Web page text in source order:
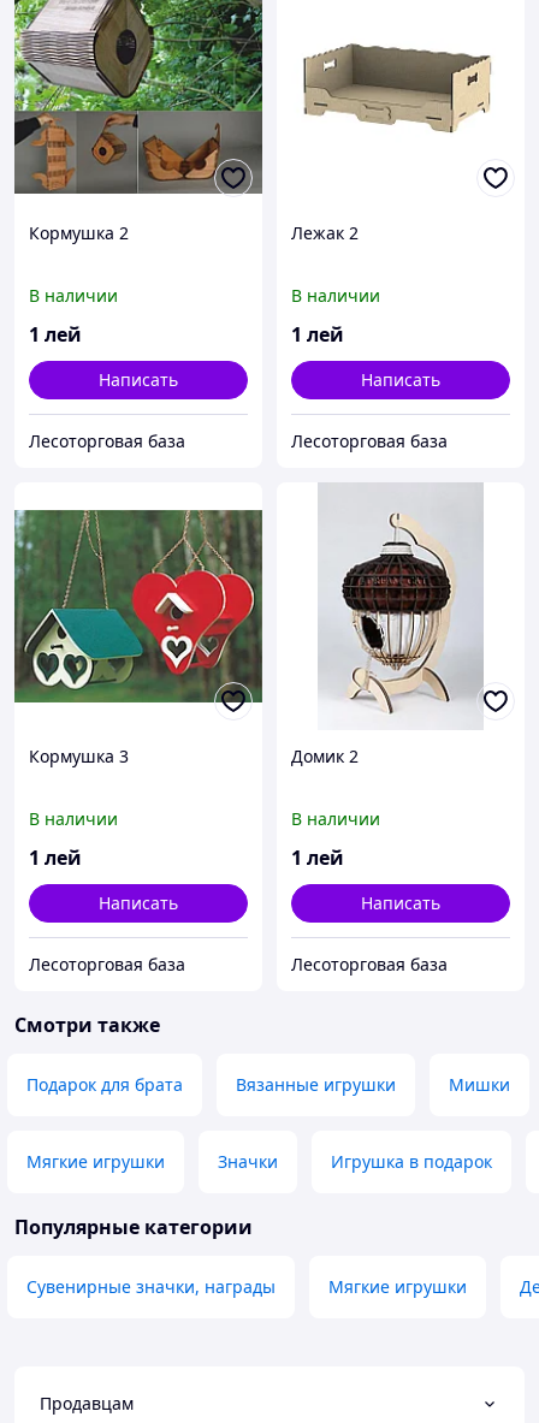
Кормушка 2
В наличии
1 лей
Написать
Лесоторговая база
Лежак 2
В наличии
1 лей
Написать
Лесоторговая база
Кормушка 3
В наличии
1 лей
Написать
Лесоторговая база
Домик 2
В наличии
1 лей
Написать
Лесоторговая база
Смотри также
Подарок для брата Вязанные игрушки Мишки
Мягкие игрушки Значки Игрушка в подарок
Популярные категории
Сувенирные значки, награды Мягкие игрушки
Продавцам